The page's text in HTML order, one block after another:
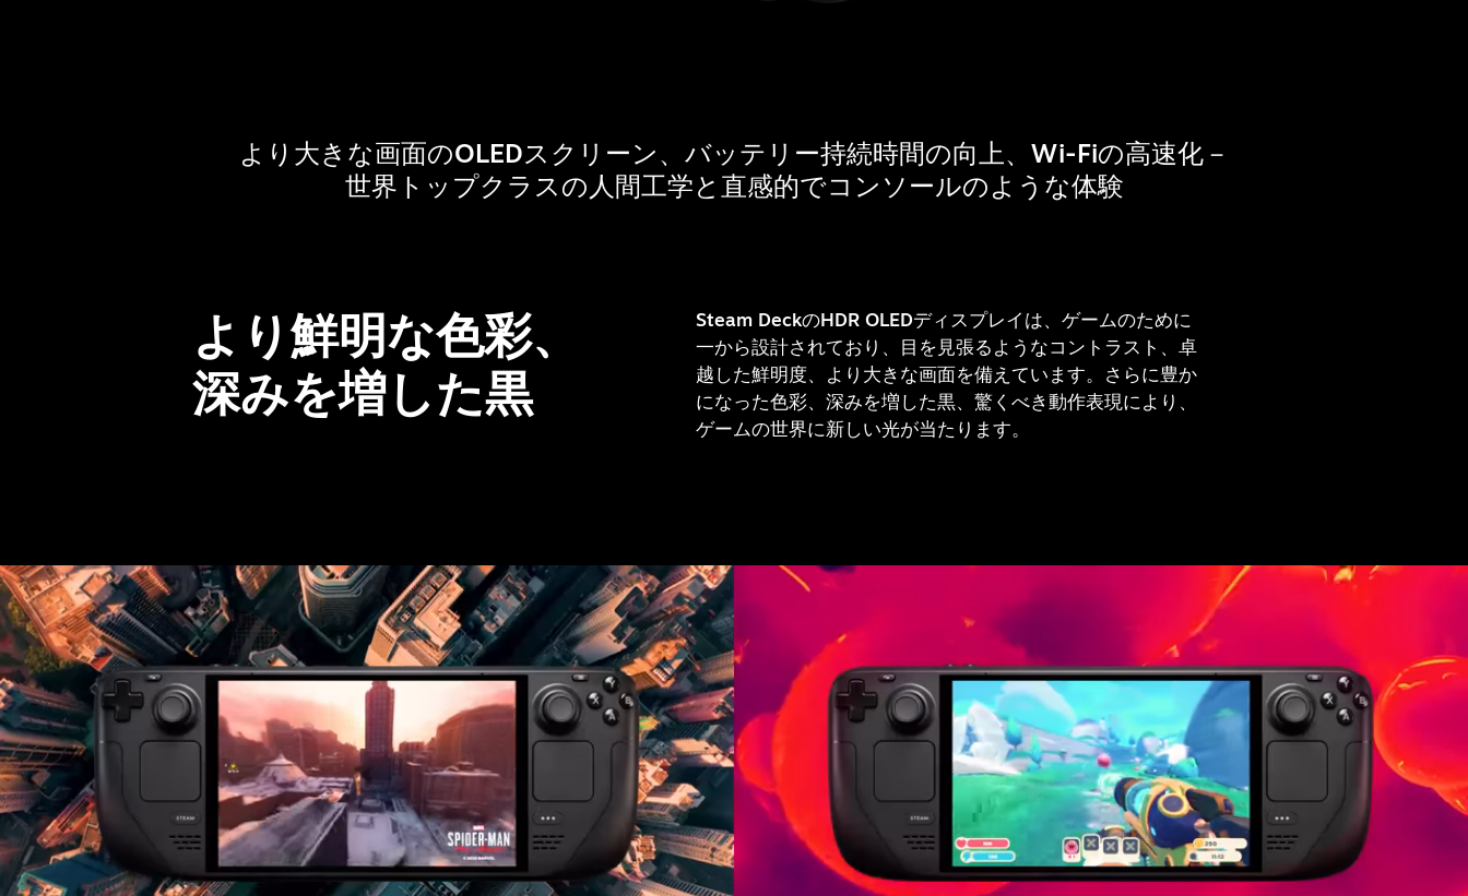
より大きな画面のOLEDスクリーン、バッテリー持続時間の向上、Wi-Fiの高速化－
世界トップクラスの人間工学と直感的でコンソールのような体験
より鮮明な色彩、
深みを増した黒
Steam DeckのHDR OLEDディスプレイは、ゲームのために
一から設計されており、目を見張るようなコントラスト、卓
越した鮮明度、より大きな画面を備えています。さらに豊か
になった色彩、深みを増した黒、驚くべき動作表現により、
ゲームの世界に新しい光が当たります。